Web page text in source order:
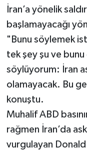
İran’a yönelik
başlamayacağı
"Bunu söylemek
tek şey şu ve
söylüyorum: İran
olamayacak. Bu
konuştu.
Muhalif ABD
rağmen İran’da
vurgulayan